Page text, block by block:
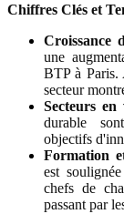
Chiffres Clés et
Croissance
une
BTP à Paris.
secteur
Secteurs en
durable
objectifs
Formation
est
chefs de
passant par